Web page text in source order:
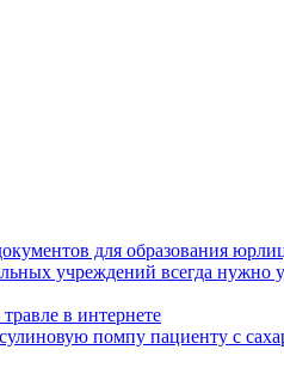
для образования
учреждений всегда
в интернете
помпу пациенту с